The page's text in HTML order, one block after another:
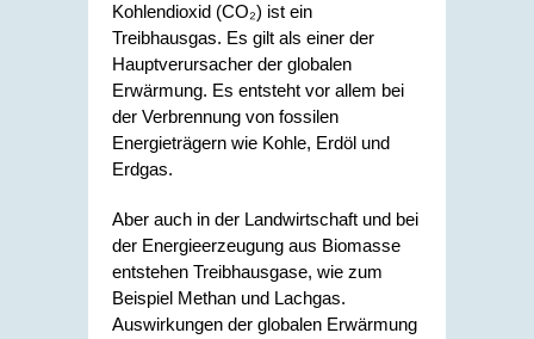
Kohlendioxid (CO₂) ist ein
Treibhausgas. Es gilt als einer der
Hauptverursacher der globalen
Erwärmung. Es entsteht vor allem bei
der Verbrennung von fossilen
Energieträgern wie Kohle, Erdöl und
Erdgas.
Aber auch in der Landwirtschaft und bei
der Energieerzeugung aus Biomasse
entstehen Treibhausgase, wie zum
Beispiel Methan und Lachgas.
Auswirkungen der globalen Erwärmung